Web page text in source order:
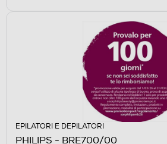
EPILATORI E DEPILATORI
PHILIPS - BRE700/00